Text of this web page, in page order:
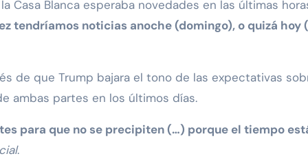
Casa Blanca esperaba novedades en las últimas
tendríamos noticias anoche (domingo), o quizá
de que Trump bajara el tono de las expectativas
ambas partes en los últimos días.
para que no se precipiten (…) porque el tiempo
.